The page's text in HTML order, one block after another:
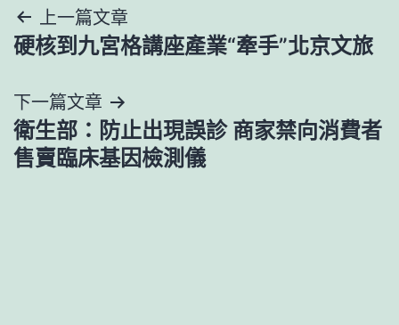
文
章
導
覽
上一篇文章
硬核到九宮格講座產業“牽手”北京文旅
下一篇文章
衛生部：防止出現誤診 商家禁向消費者
售賣臨床基因檢測儀